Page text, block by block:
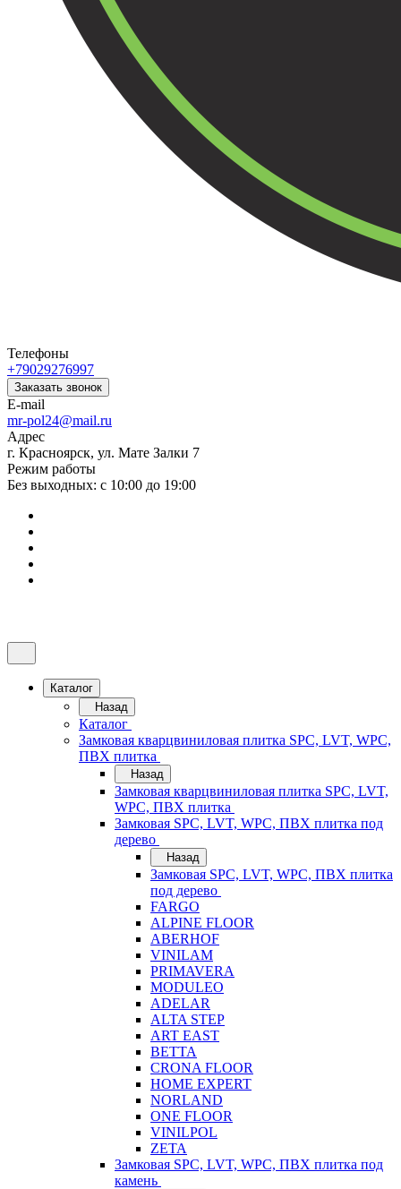
Телефоны
+79029276997
Заказать звонок
E-mail
mr-pol24@mail.ru
Адрес
г. Красноярск, ул. Мате Залки 7
Режим работы
Без выходных: с 10:00 до 19:00
Каталог
Назад
Каталог
Замковая кварцвиниловая плитка SPC, LVT, WPC,
ПВХ плитка
Назад
Замковая кварцвиниловая плитка SPC, LVT,
WPC, ПВХ плитка
Замковая SPC, LVT, WPC, ПВХ плитка под
дерево
Назад
Замковая SPC, LVT, WPC, ПВХ плитка
под дерево
FARGO
ALPINE FLOOR
ABERHOF
VINILAM
PRIMAVERA
MODULEO
ADELAR
ALTA STEP
ART EAST
BETTA
CRONA FLOOR
HOME EXPERT
NORLAND
ONE FLOOR
VINILPOL
ZETA
Замковая SPC, LVT, WPC, ПВХ плитка под
камень